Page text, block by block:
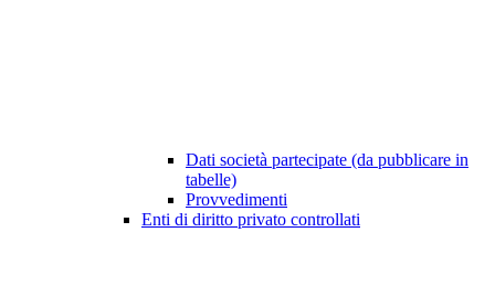
Dati società partecipate (da pubblicare in
tabelle)
Provvedimenti
Enti di diritto privato controllati